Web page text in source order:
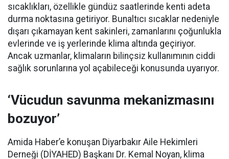
sıcaklıkları, özellikle gündüz saatlerinde kenti adeta
durma noktasına getiriyor. Bunaltıcı sıcaklar nedeniyle
dışarı çıkamayan kent sakinleri, zamanlarını çoğunlukla
evlerinde ve iş yerlerinde klima altında geçiriyor.
Ancak uzmanlar, klimaların bilinçsiz kullanımının ciddi
sağlık sorunlarına yol açabileceği konusunda uyarıyor.
‘Vücudun savunma mekanizmasını
bozuyor’
Amida Haber’e konuşan Diyarbakır Aile Hekimleri
Derneği (DİYAHED) Başkanı Dr. Kemal Noyan, klima